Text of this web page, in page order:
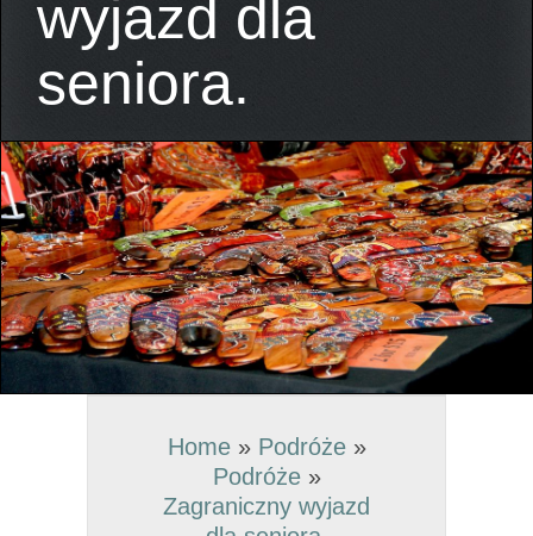
wyjazd dla
seniora.
Home» Podróże»
Podróże»
Zagraniczny wyjazd